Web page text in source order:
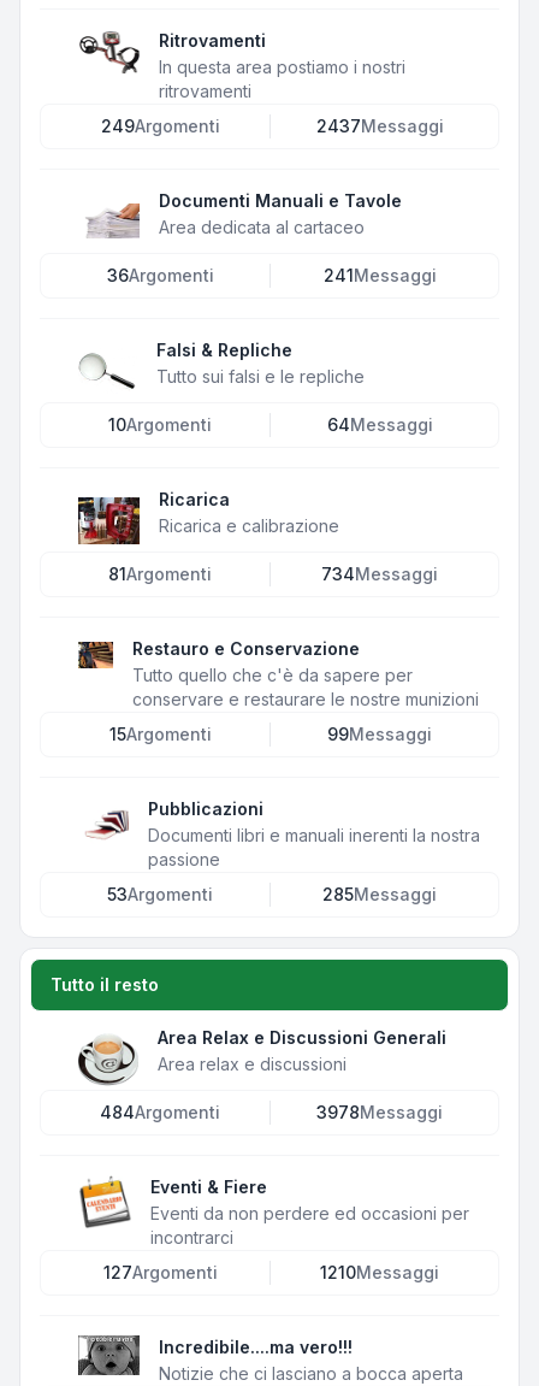
Ritrovamenti
In questa area postiamo i nostri
ritrovamenti
249Argomenti 2437Messaggi
Documenti Manuali e Tavole
Area dedicata al cartaceo
36Argomenti 241 Messaggi
Falsi & Repliche
Tutto sui falsi e le repliche
10Argomenti 64Messaggi
Ricarica
Ricarica e calibrazione
81Argomenti 734Messaggi
Restauro e Conservazione
Tutto quello che c'è da sapere per
conservare e restaurare le nostre munizioni
15Argomenti 99Messaggi
Pubblicazioni
Documenti libri e manuali inerenti la nostra
passione
53Argomenti 285Messaggi
Tutto il resto
Area Relax e Discussioni Generali
Area relax e discussioni
484Argomenti 3978Messaggi
Eventi & Fiere
Eventi da non perdere ed occasioni per
incontrarci
127Argomenti 1210Messaggi
Incredibile....ma vero!!!
Notizie che ci lasciano a bocca aperta